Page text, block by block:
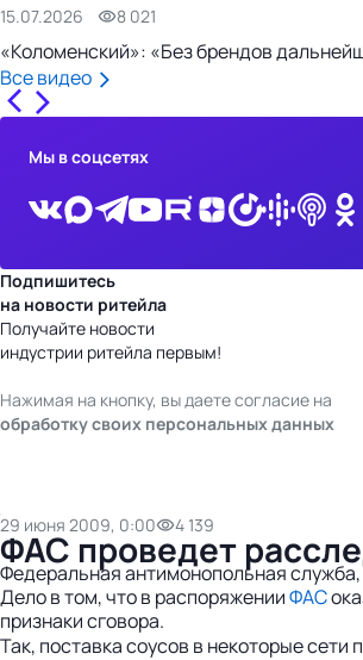
15.07.2026 8 021
«Коломенский»: «Без брендов
Все видео
Мы в соцсетях
Подпишитесь
на новости ритейла
Получайте новости
индустрии ритейла первым!
Нажимая на кнопку, вы даете согласие на
обработку своих персональных данных
29 июня 2009, 0:00 4 139
ФАС проведет
Федеральная антимонопольная
Дело в том, что в распоряженииФАС
признаки сговора.
Так, поставка соусов в некоторые